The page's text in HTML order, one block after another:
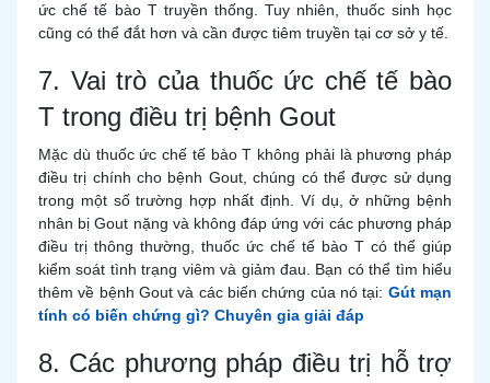
ức chế tế bào T truyền thống. Tuy nhiên, thuốc sinh học
cũng có thể đắt hơn và cần được tiêm truyền tại cơ sở y tế.
7. Vai trò của thuốc ức chế tế bào
T trong điều trị bệnh Gout
Mặc dù thuốc ức chế tế bào T không phải là phương pháp
điều trị chính cho bệnh Gout, chúng có thể được sử dụng
trong một số trường hợp nhất định. Ví dụ, ở những bệnh
nhân bị Gout nặng và không đáp ứng với các phương pháp
điều trị thông thường, thuốc ức chế tế bào T có thể giúp
kiểm soát tình trạng viêm và giảm đau. Bạn có thể tìm hiểu
thêm về bệnh Gout và các biến chứng của nó tại: Gút mạn
tính có biến chứng gì? Chuyên gia giải đáp
8. Các phương pháp điều trị hỗ trợ